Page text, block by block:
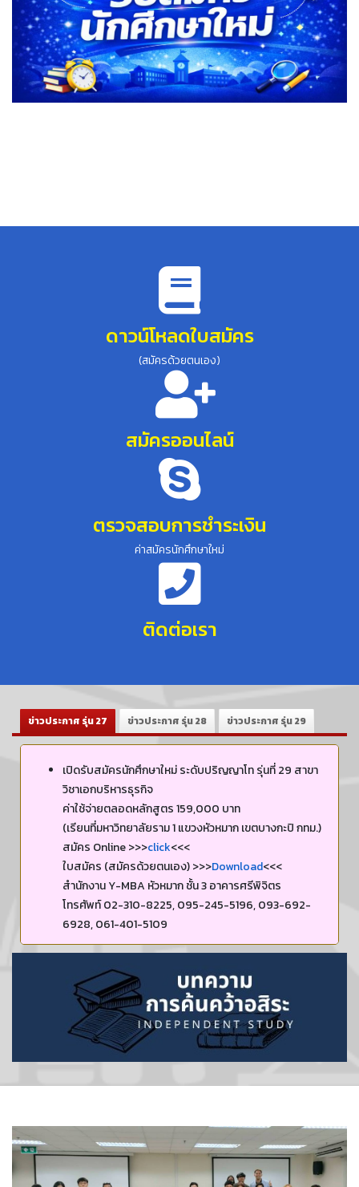
ดาวน์โหลดใบสมัคร
(สมัครด้วยตนเอง)
สมัครออนไลน์
ตรวจสอบการชำระเงิน
ค่าสมัครนักศึกษาใหม่
ติดต่อเรา
ข่าวประกาศ รุ่น 27 ข่าวประกาศ รุ่น 28 ข่าวประกาศ รุ่น 29
เปิดรับสมัครนักศึกษาใหม่ ระดับปริญญาโท รุ่นที่ 29 สาขา
วิชาเอกบริหารธุรกิจ
ค่าใช้จ่ายตลอดหลักสูตร 159,000 บาท
(เรียนที่มหาวิทยาลัยราม 1 แขวงหัวหมาก เขตบางกะปิ กทม.)
สมัคร Online >>>click<<<
ใบสมัคร (สมัครด้วยตนเอง) >>>Download<<<
สำนักงาน Y-MBA หัวหมาก ชั้น 3 อาคารศรีพิจิตร
โทรศัพท์ 02-310-8225, 095-245-5196, 093-692-
6928, 061-401-5109